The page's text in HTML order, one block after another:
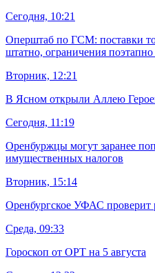
Сегодня, 10:21
Оперштаб по ГСМ: поставки
штатно, ограничения
Вторник, 12:21
В Ясном открыли Аллею
Сегодня, 11:19
Оренбуржцы могут заранее
имущественных налогов
Вторник, 15:14
Оренбургское УФАС проверит
Среда, 09:33
Гороскоп от ОРТ на 5 августа